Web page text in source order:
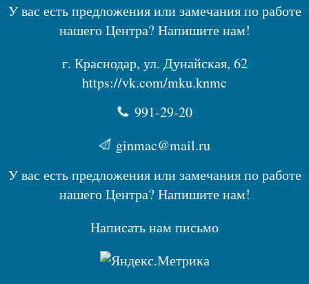
У вас есть предложения или замечания по работе
нашего Центра? Напишите нам!
г. Краснодар, ул. Дунайская, 62
https://vk.com/mku.knmc
991-29-20
ginmac@mail.ru
У вас есть предложения или замечания по работе
нашего Центра? Напишите нам!
Написать нам письмо